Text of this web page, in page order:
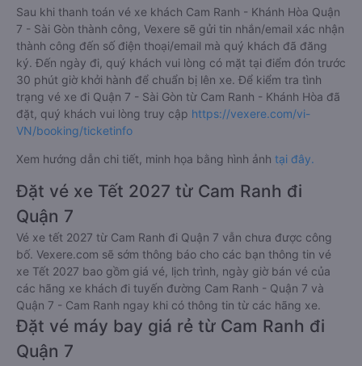
Sau khi thanh toán vé xe khách Cam Ranh - Khánh Hòa Quận
7 - Sài Gòn thành công, Vexere sẽ gửi tin nhắn/email xác nhận
thành công đến số điện thoại/email mà quý khách đã đăng
ký. Đến ngày đi, quý khách vui lòng có mặt tại điểm đón trước
30 phút giờ khởi hành để chuẩn bị lên xe. Để kiểm tra tình
trạng vé xe đi Quận 7 - Sài Gòn từ Cam Ranh - Khánh Hòa đã
đặt, quý khách vui lòng truy cập https://vexere.com/vi-
VN/booking/ticketinfo
Xem hướng dẫn chi tiết, minh họa bằng hình ảnh tại đây.
Đặt vé xe Tết 2027 từ Cam Ranh đi
Quận 7
Vé xe tết 2027 từ Cam Ranh đi Quận 7 vẫn chưa được công
bố. Vexere.com sẽ sớm thông báo cho các bạn thông tin vé
xe Tết 2027 bao gồm giá vé, lịch trình, ngày giờ bán vé của
các hãng xe khách đi tuyến đường Cam Ranh - Quận 7 và
Quận 7 - Cam Ranh ngay khi có thông tin từ các hãng xe.
Đặt vé máy bay giá rẻ từ Cam Ranh đi
Quận 7